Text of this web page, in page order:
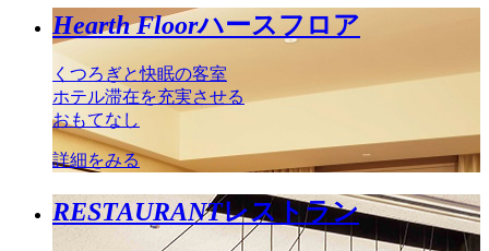
Hearth Floorハースフロア
くつろぎと快眠の客室
ホテル滞在を充実させる
おもてなし
詳細をみる
RESTAURANTレストラン